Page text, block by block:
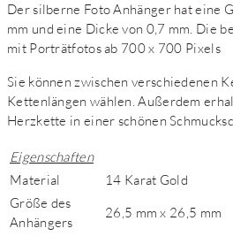
Der silberne Foto Anhänger hat eine
mm und eine Dicke von 0,7 mm. Die
mit Porträtfotos ab 700 x 700 Pixels
Sie können zwischen verschiedenen
Kettenlängen wählen. Außerdem
Herzkette in einer schönen
Eigenschaften
Material
14 Karat Gold
Größe des
Anhängers
26,5 mm x 26,5 mm